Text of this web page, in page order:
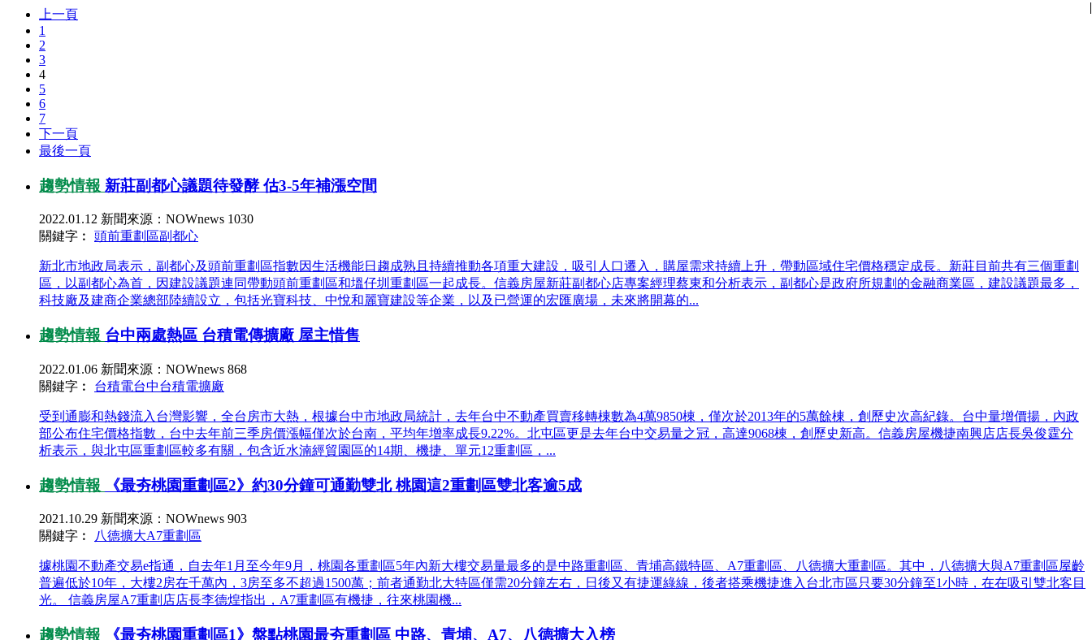
上一頁
1
2
3
4
5
6
7
下一頁
最後一頁
趨勢情報 新莊副都心議題待發酵 估3-5年補漲空間
2022.01.12
|
新聞來源：NOWnews
|
1030
關鍵字︰ 頭前重劃區副都心
新北市地政局表示，副都心及頭前重劃區指數因生活機能日趨成熟且持續推動各項重大建設，吸引人口遷入，購屋需求持續上升，帶動區域住宅價格穩定成長。新莊目前共有三個重劃
區，以副都心為首，因建設議題連同帶動頭前重劃區和塭仔圳重劃區一起成長。信義房屋新莊副都心店專案經理蔡東和分析表示，副都心是政府所規劃的金融商業區，建設議題最多，
科技廠及建商企業總部陸續設立，包括光寶科技、中悅和麗寶建設等企業，以及已營運的宏匯廣場，未來將開幕的...
趨勢情報 台中兩處熱區 台積電傳擴廠 屋主惜售
2022.01.06
|
新聞來源：NOWnews
|
868
關鍵字︰ 台積電台中台積電擴廠
受到通膨和熱錢流入台灣影響，全台房市大熱，根據台中市地政局統計，去年台中不動產買賣移轉棟數為4萬9850棟，僅次於2013年的5萬餘棟，創歷史次高紀錄。台中量增價揚，內政
部公布住宅價格指數，台中去年前三季房價漲幅僅次於台南，平均年增率成長9.22%。北屯區更是去年台中交易量之冠，高達9068棟，創歷史新高。信義房屋機捷南興店店長吳俊霆分
析表示，與北屯區重劃區較多有關，包含近水湳經貿園區的14期、機捷、單元12重劃區，...
趨勢情報 《最夯桃園重劃區2》約30分鐘可通勤雙北 桃園這2重劃區雙北客逾5成
2021.10.29
|
新聞來源：NOWnews
|
903
關鍵字︰
八德擴大A7重劃區
據桃園不動產交易e指通，自去年1月至今年9月，桃園各重劃區5年內新大樓交易量最多的是中路重劃區、青埔高鐵特區、A7重劃區、八德擴大重劃區。其中，八德擴大與A7重劃區屋齡
普遍低於10年，大樓2房在千萬內，3房至多不超過1500萬；前者通勤北大特區僅需20分鐘左右，日後又有捷運綠線，後者搭乘機捷進入台北市區只要30分鐘至1小時，在在吸引雙北客目
光。 信義房屋A7重劃店店長李德煌指出，A7重劃區有機捷，往來桃園機...
趨勢情報 《最夯桃園重劃區1》盤點桃園最夯重劃區 中路、青埔、A7、八德擴大入榜
||||||